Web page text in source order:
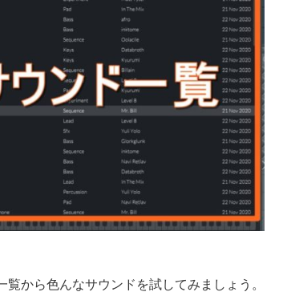
から色んなサウンドを試してみましょう。